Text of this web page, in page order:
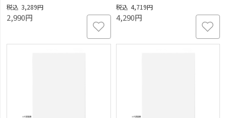
3,289円
2,990円
4,719円
4,290円